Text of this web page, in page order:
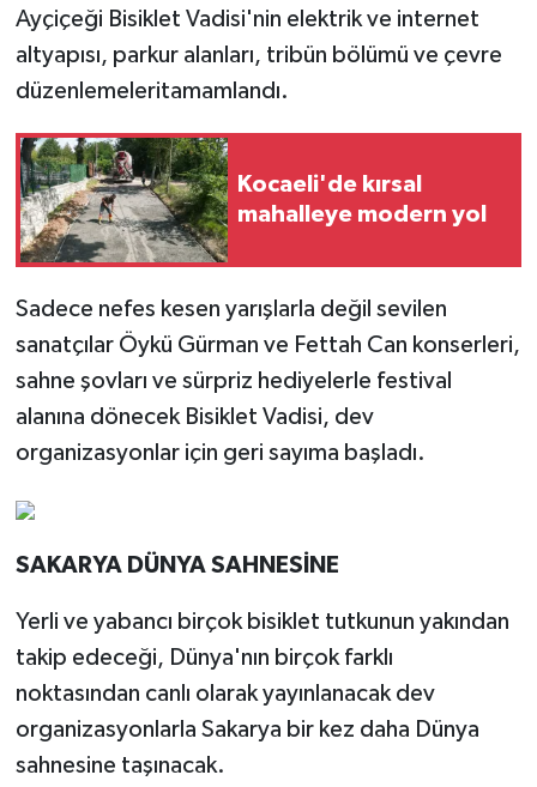
Ayçiçeği Bisiklet Vadisi'nin elektrik ve internet
altyapısı, parkur alanları, tribün bölümü ve çevre
düzenlemeleritamamlandı.
Kocaeli'de kırsal
mahalleye modern yol
Sadece nefes kesen yarışlarla değil sevilen
sanatçılar Öykü Gürman ve Fettah Can konserleri,
sahne şovları ve sürpriz hediyelerle festival
alanına dönecek Bisiklet Vadisi, dev
organizasyonlar için geri sayıma başladı.
SAKARYA DÜNYA SAHNESİNE
Yerli ve yabancı birçok bisiklet tutkunun yakından
takip edeceği, Dünya'nın birçok farklı
noktasından canlı olarak yayınlanacak dev
organizasyonlarla Sakarya bir kez daha Dünya
sahnesine taşınacak.